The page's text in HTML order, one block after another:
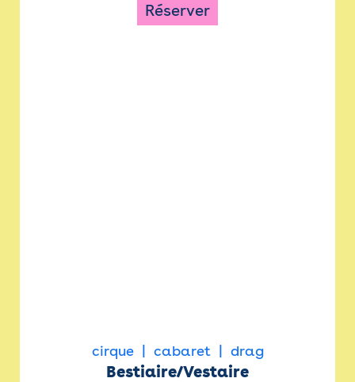
Réserver
cirque cabaret drag
Bestiaire/Vestaire